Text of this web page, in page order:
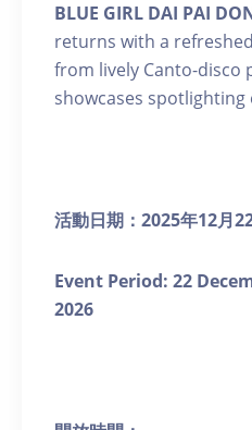
BLUE GIRL DAI PAI
returns with a
from lively Canto-disco
showcases
活動日期： 2025年12月
Event Period: 22
2026